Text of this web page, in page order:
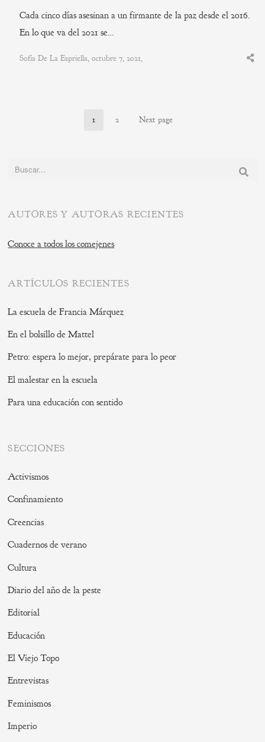
Cada cinco días asesinan a un firmante de la paz desde el 2016.
En lo que va del 2021 se…
Sofía De La Espriella, octubre 7, 2021,
Page
1 Page
2 Next page
Buscar:
AUTORES Y AUTORAS RECIENTES
Conoce a todos los comejenes
ARTÍCULOS RECIENTES
La escuela de Francia Márquez
En el bolsillo de Mattel
Petro: espera lo mejor, prepárate para lo peor
El malestar en la escuela
Para una educación con sentido
SECCIONES
Activismos
Confinamiento
Creencias
Cuadernos de verano
Cultura
Diario del año de la peste
Editorial
Educación
El Viejo Topo
Entrevistas
Feminismos
Imperio